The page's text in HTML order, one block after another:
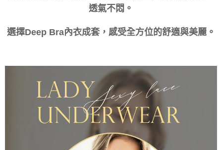
透氣不悶。
選擇Deep Bra內衣成套，感受全方位的舒適與美麗。